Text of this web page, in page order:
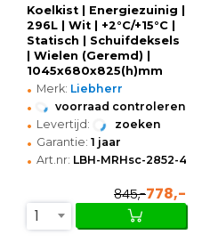
Koelkist | Energiezuinig |
296L | Wit | +2°C/+15°C |
Statisch | Schuifdeksels
| Wielen (Geremd) |
1045x680x825(h)mm
• Merk: Liebherr
• voorraad controleren
• Levertijd: zoeken
• Garantie: 1 jaar
• Art.nr: LBH-MRHsc-2852-40-T
845,-778,-
1